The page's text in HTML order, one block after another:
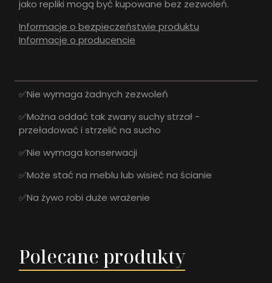
jako repliki mogą być kupowane bez zezwoleń.
Informacje o bezpieczeństwie produktu
Informacje o producencie
✅Nie wymaga żadnych zezwoleń
✅Można oddać tak zwany suchy strzał -
przeładować i strzelić na sucho
✅Nie wymaga konserwacji
✅Może stać na meblu lub wisieć na ścianie
✅Na żywo robi duże wrażenie
Polecane produkty